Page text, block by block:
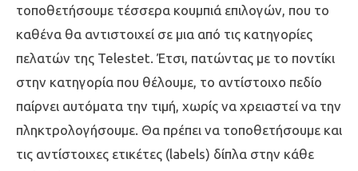
τοποθετήσουμε τέσσερα κουμπιά επιλογών, που το
καθένα θα αντιστοιχεί σε μια από τις κατηγορίες
πελατών της Telestet. Έτσι, πατώντας με το ποντίκι
στην κατηγορία που θέλουμε, το αντίστοιχο πεδίο
παίρνει αυτόματα την τιμή, χωρίς να χρειαστεί να την
πληκτρολογήσουμε. Θα πρέπει να τοποθετήσουμε και
τις αντίστοιχες ετικέτες (labels) δίπλα στην κάθε